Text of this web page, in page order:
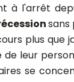
à l'arrêt
sans
plus que
de leur
se